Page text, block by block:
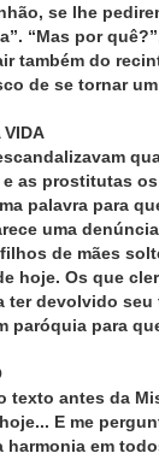
se lhe
“Mas por
também do
de se tornar
VIDA
as prostitutas
palavra para
uma
de mães
hoje. Os que
ter devolvido seu
paróquia para
texto antes da
E me
harmonia em